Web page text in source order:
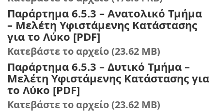
Παράρτημα 6.5.3 – Ανατολικό Τμήμα
– Μελέτη Υφιστάμενης Κατάστασης
για το Λύκο [PDF]
Κατεβάστε το αρχείο (23.62 MB)
Παράρτημα 6.5.3 – Δυτικό Τμήμα –
Μελέτη Υφιστάμενης Κατάστασης για
το Λύκο [PDF]
Κατεβάστε το αρχείο (23.62 MB)